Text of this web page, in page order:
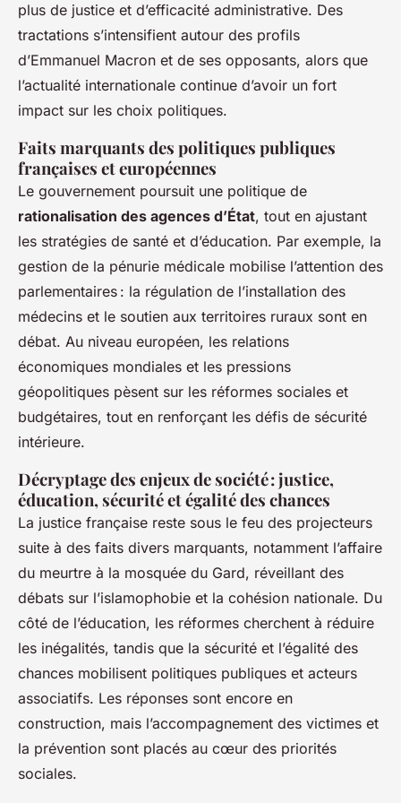
plus de justice et d’efficacité administrative. Des
tractations s’intensifient autour des profils
d’Emmanuel Macron et de ses opposants, alors que
l’actualité internationale continue d’avoir un fort
impact sur les choix politiques.
Faits marquants des politiques publiques
françaises et européennes
Le gouvernement poursuit une politique de
rationalisation des agences d’État, tout en ajustant
les stratégies de santé et d’éducation. Par exemple, la
gestion de la pénurie médicale mobilise l’attention des
parlementaires : la régulation de l’installation des
médecins et le soutien aux territoires ruraux sont en
débat. Au niveau européen, les relations
économiques mondiales et les pressions
géopolitiques pèsent sur les réformes sociales et
budgétaires, tout en renforçant les défis de sécurité
intérieure.
Décryptage des enjeux de société : justice,
éducation, sécurité et égalité des chances
La justice française reste sous le feu des projecteurs
suite à des faits divers marquants, notamment l’affaire
du meurtre à la mosquée du Gard, réveillant des
débats sur l’islamophobie et la cohésion nationale. Du
côté de l’éducation, les réformes cherchent à réduire
les inégalités, tandis que la sécurité et l’égalité des
chances mobilisent politiques publiques et acteurs
associatifs. Les réponses sont encore en
construction, mais l’accompagnement des victimes et
la prévention sont placés au cœur des priorités
sociales.